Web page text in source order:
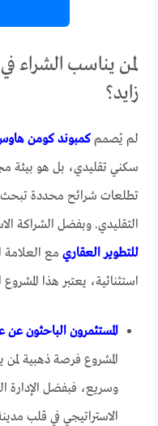
زايد؟
لم يُصممكمبوند كومن
سكني تقليدي، بل هو بيئة
تطلعات شرائح محددة تبحث
التقليدي. وبفضل الشراكة
للتطوير العقاري مع العلامة
استثنائية، يعتبر هذا المشروع
المستثمرون الباحثون
المشروع فرصة ذهبية
وسريع، فبفضل الإدارة
الاستراتيجي في قلب